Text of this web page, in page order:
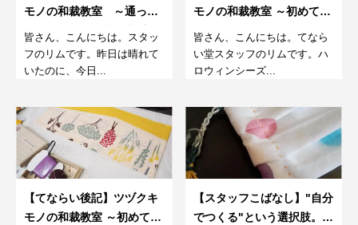
モノの和裁教室 ～通って
愉しいうえに和裁が上手く
なるコース～
皆さん、こんにちは。スタッ
フのリムです。昨日は晴れて
いたのに、今日...
モノの和裁教室 ～初めての
運針～ 11月
皆さん、こんにちは。てなら
い堂スタッフのリムです。ハ
ロウィンシーズ...
【てならい後記】ツヅクキ
モノの和裁教室 ～初めての
【スタッフこばなし】"自分
でつくる"という選択肢。て